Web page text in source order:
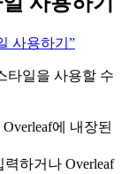
사용하기”
타일을 사용할 수
에 내장된
하거나 Overleaf